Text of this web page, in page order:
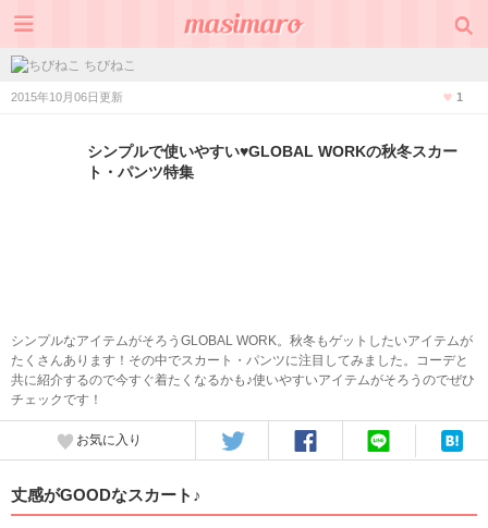
ちびねこ
2015年10月06日更新 1
シンプルで使いやすい♥GLOBAL WORKの秋冬スカー
ト・パンツ特集
シンプルなアイテムがそろうGLOBAL WORK。秋冬もゲットしたいアイテムが
たくさんあります！その中でスカート・パンツに注目してみました。コーデと
共に紹介するので今すぐ着たくなるかも♪使いやすいアイテムがそろうのでぜひ
チェックです！
お気に入り
丈感がGOODなスカート♪